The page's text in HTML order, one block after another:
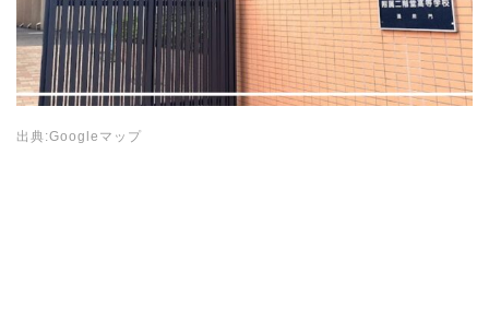
出典:Googleマップ